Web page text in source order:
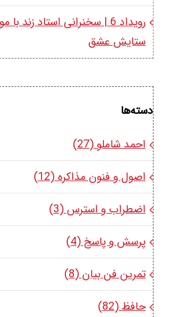
رویداد 6 | سخنرانی استاد زند با موضوع در
ستایش عشق
احمد شاملو (27)
اصول و فنون مذاکره (12)
اضطراب و استرس (3)
پرسش و پاسخ (4)
تمرین فن بیان (8)
حافظ (82)